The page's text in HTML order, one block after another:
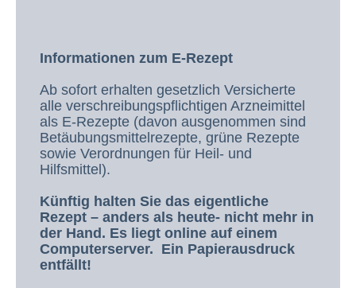
Informationen zum E-Rezept
Ab sofort erhalten gesetzlich Versicherte
alle verschreibungspflichtigen Arzneimittel
als E-Rezepte (davon ausgenommen sind
Betäubungsmittelrezepte, grüne Rezepte
sowie Verordnungen für Heil- und
Hilfsmittel).
Künftig halten Sie das eigentliche
Rezept – anders als heute- nicht mehr in
der Hand. Es liegt online auf einem
Computerserver. Ein Papierausdruck
entfällt!